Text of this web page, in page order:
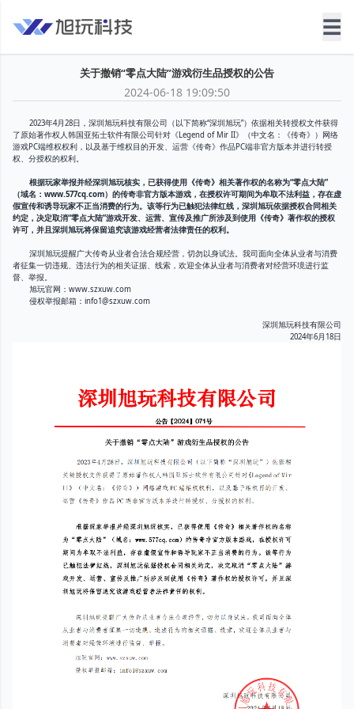
☰
关于撤销“零点大陆”游戏衍生品授权的公告
2024-06-18 19:09:50
2023年4月28日，深圳旭玩科技有限公司（以下简称“深圳旭玩”）依据相关转授权文件获得
了原始著作权人韩国亚拓士软件有限公司针对《Legend of Mir II》（中文名：《传奇》）网络
游戏PC端维权权利，以及基于维权目的开发、运营《传奇》作品PC端非官方版本并进行转授
权、分授权的权利。
根据玩家举报并经深圳旭玩核实，已获得使用《传奇》相关著作权的名称为“零点大陆”
（域名：www.577cq.com）的传奇非官方版本游戏，在授权许可期间为牟取不法利益，存在虚
假宣传和诱导玩家不正当消费的行为。该等行为已触犯法律红线，深圳旭玩依据授权合同相关
约定，决定取消“零点大陆”游戏开发、运营、宣传及推广所涉及到使用《传奇》著作权的授权
许可，并且深圳旭玩将保留追究该游戏经营者法律责任的权利。
深圳旭玩提醒广大传奇从业者合法合规经营，切勿以身试法。我司面向全体从业者与消费
者征集一切违规、违法行为的相关证据、线索，欢迎全体从业者与消费者对经营环境进行监
督、举报。
旭玩官网：www.szxuw.com
侵权举报邮箱：info1@szxuw.com
深圳旭玩科技有限公司
2024年6月18日